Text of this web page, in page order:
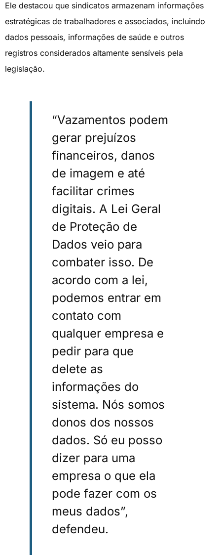
Ele destacou que sindicatos armazenam informações
estratégicas de trabalhadores e associados, incluindo
dados pessoais, informações de saúde e outros
registros considerados altamente sensíveis pela
legislação.
“Vazamentos podem
gerar prejuízos
financeiros, danos
de imagem e até
facilitar crimes
digitais. A Lei Geral
de Proteção de
Dados veio para
combater isso. De
acordo com a lei,
podemos entrar em
contato com
qualquer empresa e
pedir para que
delete as
informações do
sistema. Nós somos
donos dos nossos
dados. Só eu posso
dizer para uma
empresa o que ela
pode fazer com os
meus dados”,
defendeu.